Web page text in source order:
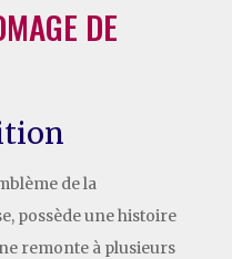
DE
de la
possède une histoire
remonte à plusieurs